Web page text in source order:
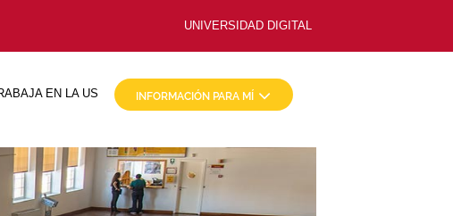
UNIVERSIDAD DIGITAL
EN LA US